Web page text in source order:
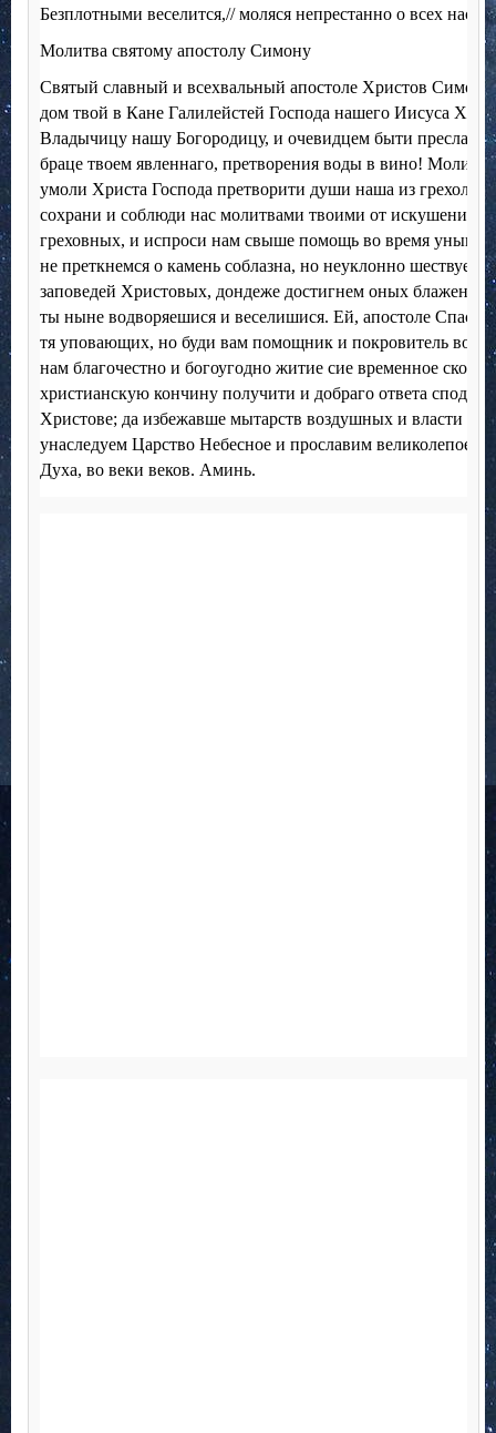
Безплотными веселится,// моляся непрестанно о всех нас.
Молитва святому апостолу Симону
Святый славный и всехвальный апостоле Христов
дом твой в Кане Галилейстей Господа нашего Иисуса
Владычицу нашу Богородицу, и очевидцем быти
браце твоем явленнаго, претворения воды в вино! Молим
умоли Христа Господа претворити души наша из
сохрани и соблюди нас молитвами твоими от искушений
греховных, и испроси нам свыше помощь во время
не преткнемся о камень соблазна, но неуклонно шествуем
заповедей Христовых, дондеже достигнем оных
ты ныне водворяешися и веселишися. Ей, апостоле
тя уповающих, но буди вам помощник и покровитель во
нам благочестно и богоугодно житие сие временное
христианскую кончину получити и добраго ответа
Христове; да избежавше мытарств воздушных и власти
унаследуем Царство Небесное и прославим великолепое
Духа, во веки веков. Аминь.